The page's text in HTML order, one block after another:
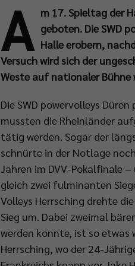
A m 17. Spieltag der
geboten. Die SWD
Halle erobern,
Versuch wird sich der
Weste auf nationaler Bühne
Die SWD powervolleys
mussten die Rheinländer
tätig werden. Sogar der
schnürte in der Notlage
Jahren im DVV-Pokalfinale
gleich zwei fulminanten
Volleys Herrsching drehte
Sieg um. Dabei zweimal
werden konnte, ist so etwas
Herrsching, wo der 24-